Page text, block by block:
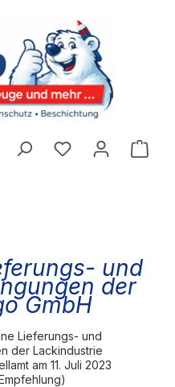
Du hast 0
und
der
GmbH
Lieferungs- und
der Lackindustrie
am 11. Juli 2023